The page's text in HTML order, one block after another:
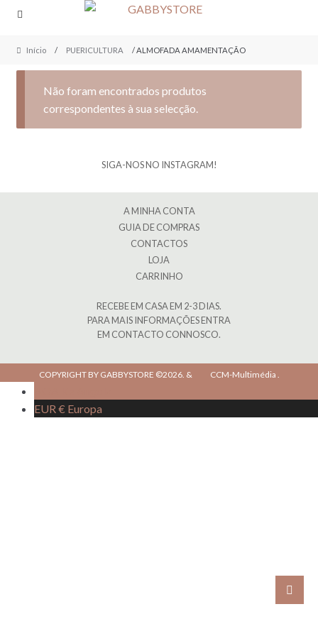
Skip
navigation
Skip
content
Início / PUERICULTURA / ALMOFADA AMAMENTAÇÃO
Não foram encontrados produtos
correspondentes à sua selecção.
SIGA-NOS NO INSTAGRAM!
A MINHA CONTA
GUIA DE COMPRAS
CONTACTOS
LOJA
CARRINHO
RECEBE EM CASA EM 2-3 DIAS.
PARA MAIS INFORMAÇÕES ENTRA
EM CONTACTO CONNOSCO.
COPYRIGHT BY GABBYSTORE ©2026. & CCM-Multimédia .
EUR € Europa